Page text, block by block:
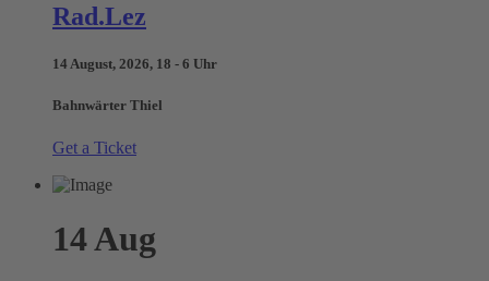
Rad.Lez
14 August, 2026, 18 - 6 Uhr
Bahnwärter Thiel
Get a Ticket
14Aug